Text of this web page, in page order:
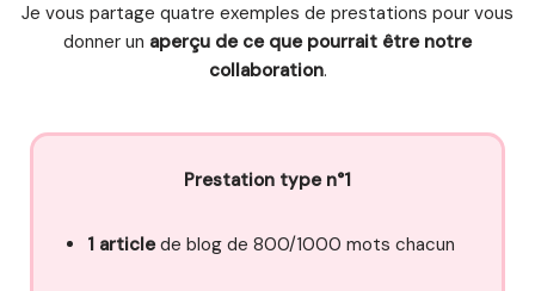
Je vous partage quatre exemples de prestations pour vous
donner un aperçu de ce que pourrait être notre
collaboration.
Prestation type n°1
1 articlede blog de 800/1000 mots chacun